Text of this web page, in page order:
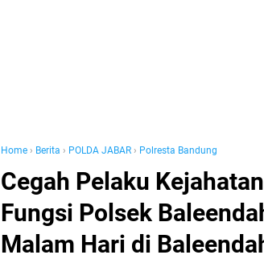
Home › Berita › POLDA JABAR › Polresta Bandung
Cegah Pelaku
Fungsi Polsek
Malam Hari di